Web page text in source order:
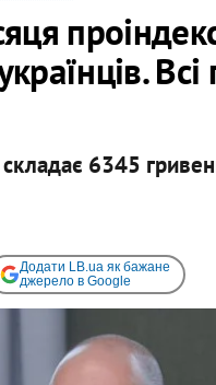
Всі
6345
Додати LB.ua як бажане
джерело в Google